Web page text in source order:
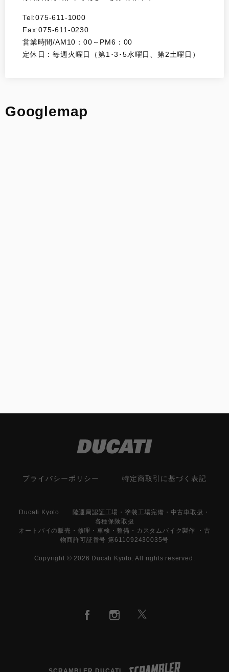
Tel:075-611-1000
Fax:075-611-0230
営業時間/AM10：00～PM6：00
定休日：毎週火曜日（第1･3･5水曜日、第2土曜日）
Googlemap
プライバシーポリシー 特定商取引に基づく表記
Ducati Kyoto 陸運局認証工場・塗装工場完備・中古車取扱・
各種保険取扱
オートバイの販売・修理・車検・整備・カスタムバイク製作 ・古
物商許可証番号 第611092430035号
Copyright © 2026 Ducati Kyoto. All rights reserved.